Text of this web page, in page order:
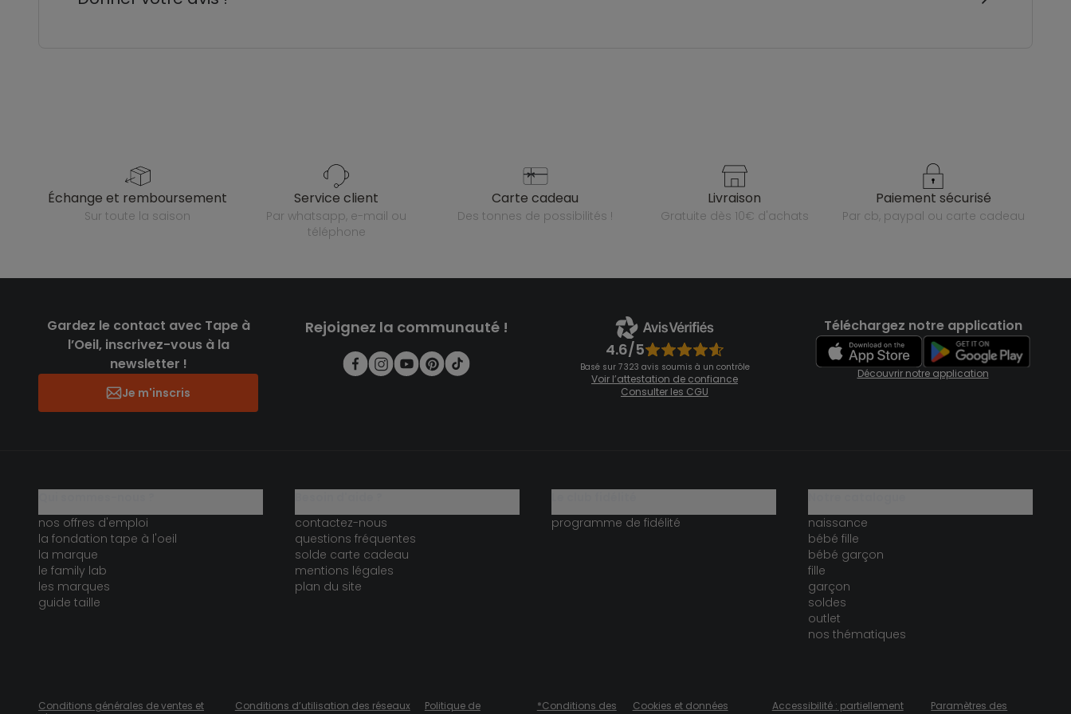
échange et remboursement
sur toute la saison
service client
par whatsapp, e-mail ou
téléphone
carte cadeau
des tonnes de possibilités !
livraison
gratuite dès 10€ d'achats
paiement sécurisé
par cb, paypal ou carte cadeau
Gardez le contact avec Tape à
l’Oeil, inscrivez-vous à la
newsletter !
Je m'inscris
Rejoignez la communauté !
4.6/5
Basé sur 7 323 avis soumis à un contrôle
Voir l’attestation de confiance
Consulter les CGU
Téléchargez notre application
Découvrir notre application
nos offres d'emploi
la fondation tape à l'oeil
la marque
le family lab
les marques
guide taille
contactez-nous
questions fréquentes
solde carte cadeau
mentions légales
plan du site
programme de fidélité
naissance
bébé fille
bébé garçon
fille
garçon
soldes
outlet
nos thématiques
Conditions générales de ventes et
Conditions d’utilisation des réseaux
Politique de
*Conditions des
Cookies et données
Accessibilité : partiellement
Paramètres des